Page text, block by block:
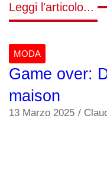
Leggi l'articolo...
MODA
Game over:
maison
13 Marzo 2025 /